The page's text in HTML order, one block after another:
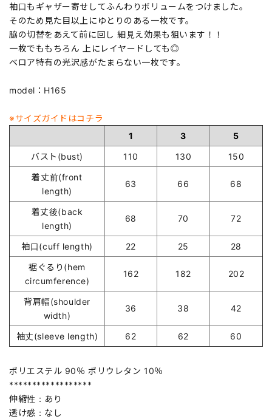
袖口もギャザー寄せしてふんわりボリュームをつけました。
そのため見た目以上にゆとりのある一枚です。
脇の切替をあえて前に回し 細見え効果も狙います！！
一枚でももちろん 上にレイヤードしても◎
ベロア特有の光沢感がたまらない一枚です。
model：H165
※サイズガイドはコチラ
1
3
5
バスト(bust)
110 130
150
着丈前(front
length)
63 66 68
着丈後(back
length)
68 70 72
袖口(cuff length) 22 25
28
裾ぐるり(hem
circumference)
162 182 202
背肩幅(shoulder
width)
36 38 42
袖丈(sleeve length) 62 62 60
ポリエステル 90％ ポリウレタン 10％
******************
伸縮性：あり
透け感：なし